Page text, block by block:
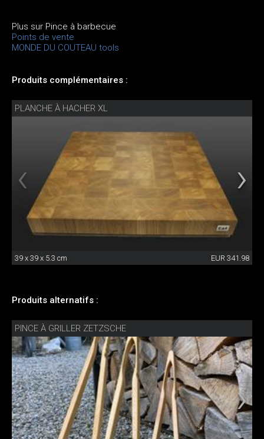
Plus sur Pince à barbecue
Points de vente
MONDE DU COUTEAU tools
Produits complémentaires :
PLANCHE À HACHER XL
39 x 39 x 5.3 cm EUR 341.98
Produits alternatifs :
PINCE À GRILLER ZETZSCHE